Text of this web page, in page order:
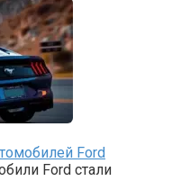
Ford
Ford стали